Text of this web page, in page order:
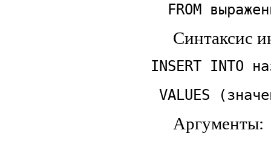
FROM
Синтаксис
INSERT
VALUES
Аргументы: